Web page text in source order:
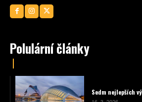
Polulární články
Sedm nejlepších